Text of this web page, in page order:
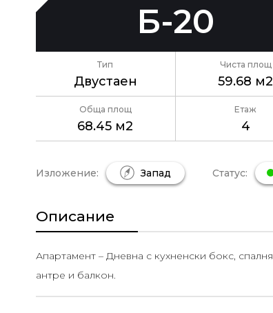
Б-20
Тип
Двустаен
Чиста площ
59.68 м2
Обща площ
68.45 м2
Етаж
4
Изложение: Запад Статус:
Описание
Апартамент – Дневна с кухненски бокс,
антре и балкон.